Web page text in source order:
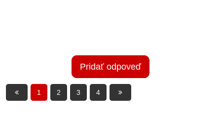
Pridať odpoveď
1 2 3 4